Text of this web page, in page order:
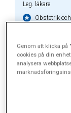
Leg. läkare
Obstetrik
Hus H,
Kontakta
Genom att klicka på
cookies på din
analysera